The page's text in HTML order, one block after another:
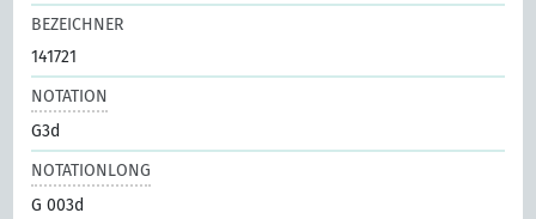
BEZEICHNER
141721
NOTATION
G3d
NOTATIONLONG
G 003d